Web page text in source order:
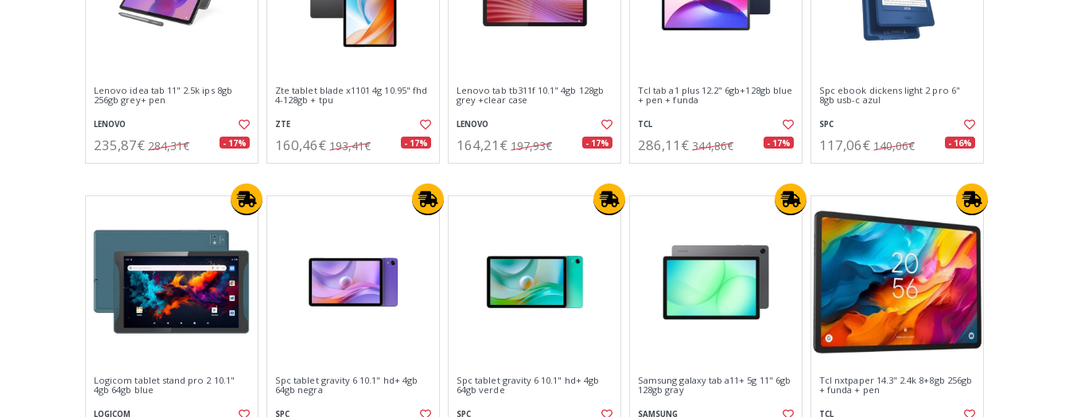
Lenovo idea tab 11" 2.5k ips 8gb
256gb grey+ pen
LENOVO
235,87€ 284,31€ - 17%
Zte tablet blade x1101 4g 10.95" fhd
4-128gb + tpu
ZTE
160,46€ 193,41€ - 17%
Lenovo tab tb311f 10.1" 4gb 128gb
grey +clear case
LENOVO
164,21€ 197,93€ - 17%
Tcl tab a1 plus 12.2" 6gb+128gb blue
+ pen + funda
TCL
286,11€ 344,86€ - 17%
Spc ebook dickens light 2 pro 6"
8gb usb-c azul
SPC
117,06€ 140,06€ - 16%
Logicom tablet stand pro 2 10.1"
4gb 64gb blue
LOGICOM
Spc tablet gravity 6 10.1" hd+ 4gb
64gb negra
SPC
Spc tablet gravity 6 10.1" hd+ 4gb
64gb verde
SPC
Samsung galaxy tab a11+ 5g 11" 6gb
128gb gray
SAMSUNG
Tcl nxtpaper 14.3" 2.4k 8+8gb 256gb
+ funda + pen
TCL